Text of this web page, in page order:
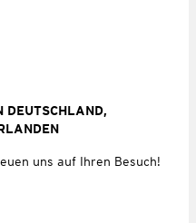
uns auf Ihren Besuch!